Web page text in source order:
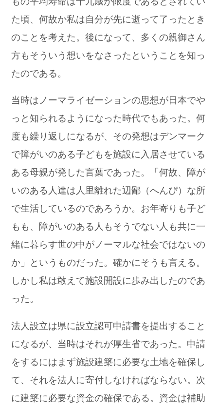
た頃、何故か私は自分が先に逝って了ったとき
のことを考えた。後になって、多くの親御さん
方もそういう想いをなさったということを知っ
たのである。
当時はノーマライゼーションの思想が日本でや
っと知られるようになった時代でもあった。何
度も繰り返しになるが、その発想はデンマーク
で障がいのある子どもを施設に入居させている
ある母親が発した言葉であった。「何故、障が
いのある人達は人里離れた辺鄙（へんぴ）な所
で生活しているのであろうか。お年寄りも子ど
もも、障がいのある人もそうでない人も共に一
緒に暮らす世の中がノーマルな社会ではないの
か」というものだった。確かにそうも言える。
しかし私は敢えて施設開設に歩み出したのであ
った。
法人設立は県に設立認可申請書を提出すること
になるが、当時はそれが厚生省であった。申請
をするにはまず施設建築に必要な土地を確保し
て、それを法人に寄付しなければならない。次
に建築に必要な資金の確保である。資金は補助